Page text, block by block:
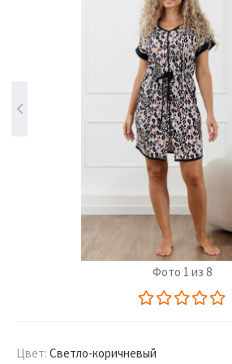
Фото 1 из 8
Цвет: Светло-коричневый